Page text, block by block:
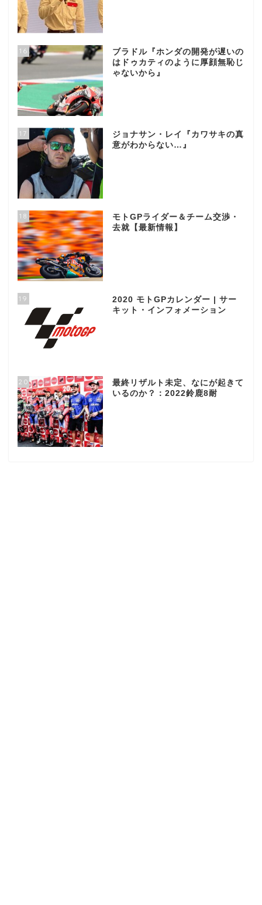
16
ブラドル『ホンダの開発が遅いの
はドゥカティのように厚顔無恥じ
ゃないから』
17
ジョナサン・レイ『カワサキの真
意がわからない…』
18
モトGPライダー＆チーム交渉・
去就【最新情報】
19
2020 モトGPカレンダー | サー
キット・インフォメーション
20
最終リザルト未定、なにが起きて
いるのか？：2022鈴鹿8耐